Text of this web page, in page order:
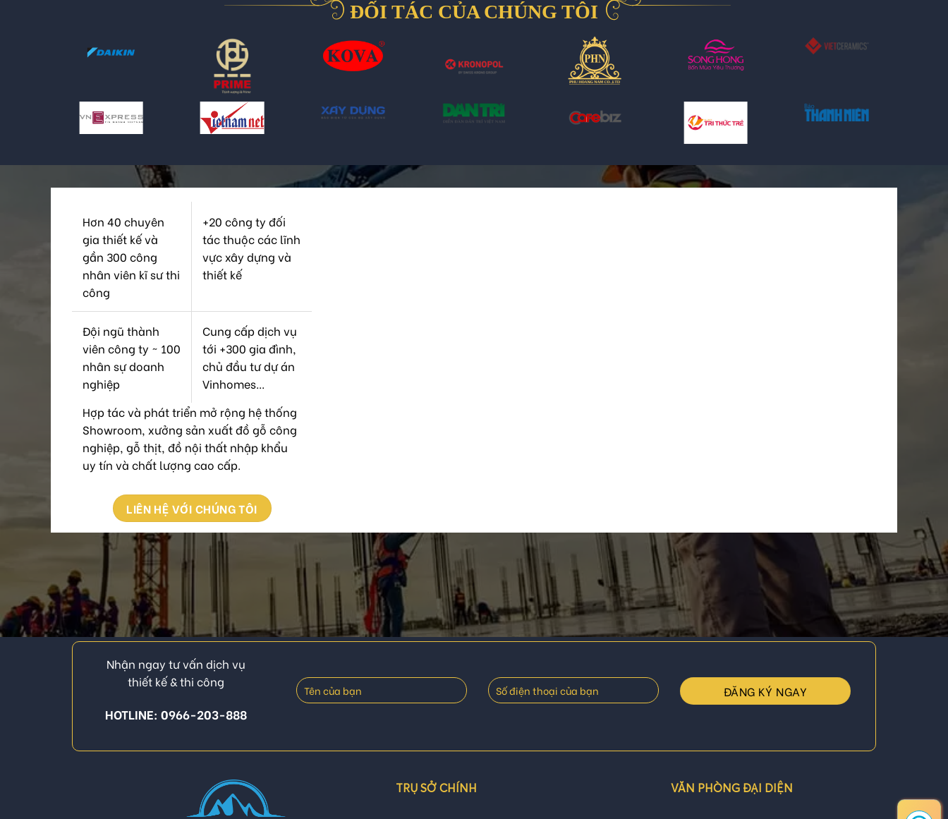
ĐỐI TÁC CỦA CHÚNG TÔI
Hơn 40 chuyên
gia thiết kế và
gần 300 công
nhân viên kĩ sư thi
công
+20 công ty đối
tác thuộc các lĩnh
vực xây dựng và
thiết kế
Đội ngũ thành
viên công ty ~ 100
nhân sự doanh
nghiệp
Cung cấp dịch vụ
tới +300 gia đình,
chủ đầu tư dự án
Vinhomes...
Hợp tác và phát triển mở rộng hệ thống
Showroom, xưởng sản xuất đồ gỗ công
nghiệp, gỗ thịt, đồ nội thất nhập khẩu
uy tín và chất lượng cao cấp.
LIÊN HỆ VỚI CHÚNG TÔI
Nhận ngay tư vấn dịch vụ
thiết kế & thi công
HOTLINE: 0966-203-888
TRỤ SỞ CHÍNH VĂN PHÒNG ĐẠI DIỆN